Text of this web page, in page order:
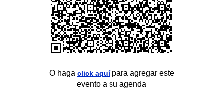
O haga click aquípara agregar este
evento a su agenda